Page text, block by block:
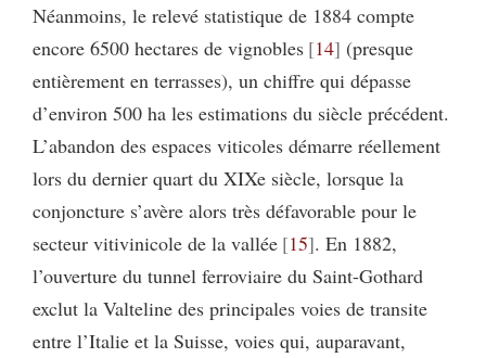
Néanmoins, le relevé statistique de 1884 compte
encore 6500 hectares de vignobles 14 (presque
entièrement en terrasses), un chiffre qui dépasse
d’environ 500 ha les estimations du siècle précédent.
L’abandon des espaces viticoles démarre réellement
lors du dernier quart du XIXe siècle, lorsque la
conjoncture s’avère alors très défavorable pour le
secteur vitivinicole de la vallée 15 . En 1882,
l’ouverture du tunnel ferroviaire du Saint-Gothard
exclut la Valteline des principales voies de transite
entre l’Italie et la Suisse, voies qui, auparavant,